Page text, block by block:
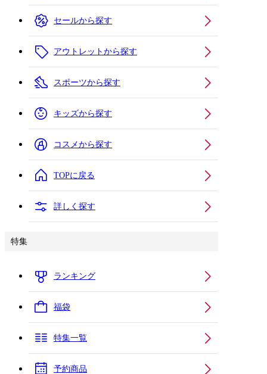
セールから探す
アウトレットから探す
スポーツから探す
キッズから探す
コスメから探す
TOPに戻る
詳しく探す
特集
ランキング
福袋
特集一覧
予約商品